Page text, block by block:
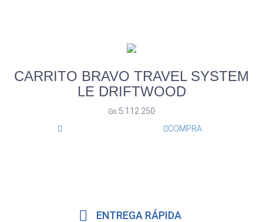
CARRITO BRAVO TRAVEL SYSTEM
LE DRIFTWOOD
Gs 5.112.250
COMPRA
ENTREGA RÁPIDA